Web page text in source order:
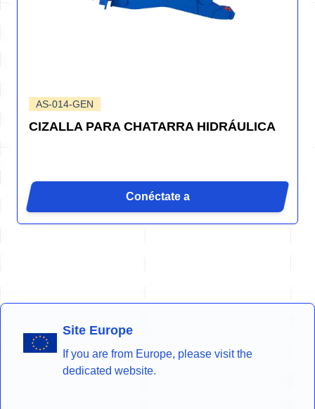
AS-014-GEN
CIZALLA PARA CHATARRA HIDRÁULICA
Conéctate a
Site Europe
If you are from Europe, please visit the
dedicated website.